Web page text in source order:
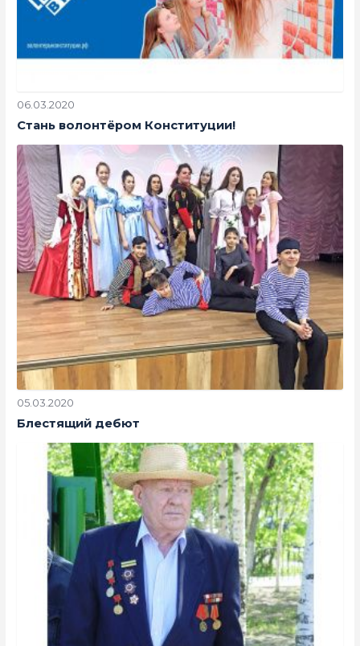
06.03.2020
Стань волонтёром Конституции!
05.03.2020
Блестящий дебют